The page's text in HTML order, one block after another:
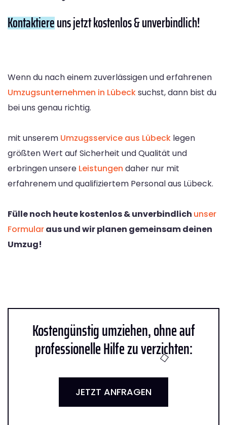
Kontaktiereuns jetzt kostenlos & unverbindlich!
Wenn du nach einem zuverlässigen und erfahrenen
Umzugsunternehmen in Lübecksuchst, dann bist du
bei uns genau richtig.
mit unserem Umzugsservice aus Lübeck legen
größten Wert auf Sicherheit und Qualität und
erbringen unsere Leistungen daher nur mit
erfahrenem und qualifiziertem Personal aus Lübeck.
Fülle noch heute kostenlos & unverbindlich unser
Formularaus und wir planen gemeinsam deinen
Umzug!
Kostengünstig umziehen, ohne auf
professionelle Hilfe zu verzichten:
JETZT ANFRAGEN